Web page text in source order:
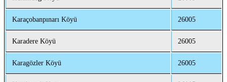
Karaçobanpınarı Köyü 26005
Karadere Köyü 26005
Karagözler Köyü 26005